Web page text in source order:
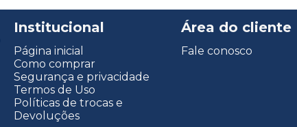
Institucional
Página inicial
Como comprar
Segurança e privacidade
Termos de Uso
Políticas de trocas e
Devoluções
Área do cliente
Fale conosco